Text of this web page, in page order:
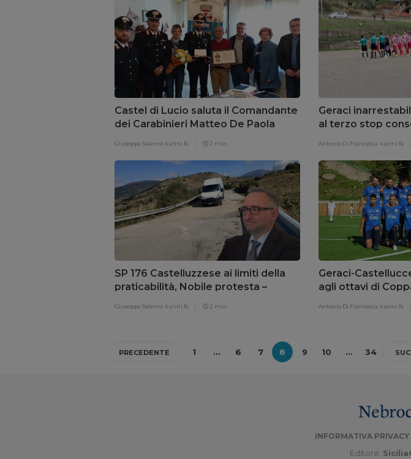
Castel di Lucio saluta il Comandante
dei Carabinieri Matteo De Paola
Giuseppe Salerno 4 anni fa 2 min
Geraci
al terzo stop
Antonio Di Francesca 4 anni fa
SP 176 Castelluzzese ai limiti della
praticabilità, Nobile protesta –
Giuseppe Salerno 4 anni fa 2 min
Geraci-
agli ottavi di
Antonio Di Francesca 4 anni fa
PRECEDENTE 1 … 6 7 8 9 10 … 34
INFORMATIVA PRIVACY
Editore: